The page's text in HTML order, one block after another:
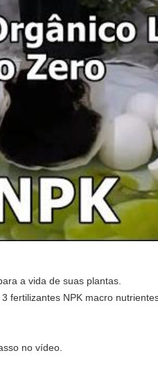
a vida de suas plantas.
fertilizantes NPK macro
no vídeo.